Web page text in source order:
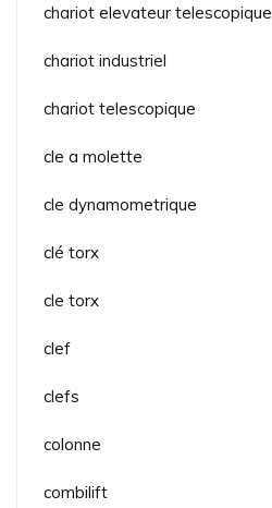
chariot elevateur telescopique
chariot industriel
chariot telescopique
cle a molette
cle dynamometrique
clé torx
cle torx
clef
clefs
colonne
combilift